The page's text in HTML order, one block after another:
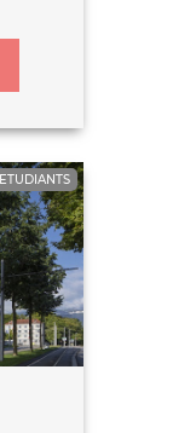
ETUDIANTS